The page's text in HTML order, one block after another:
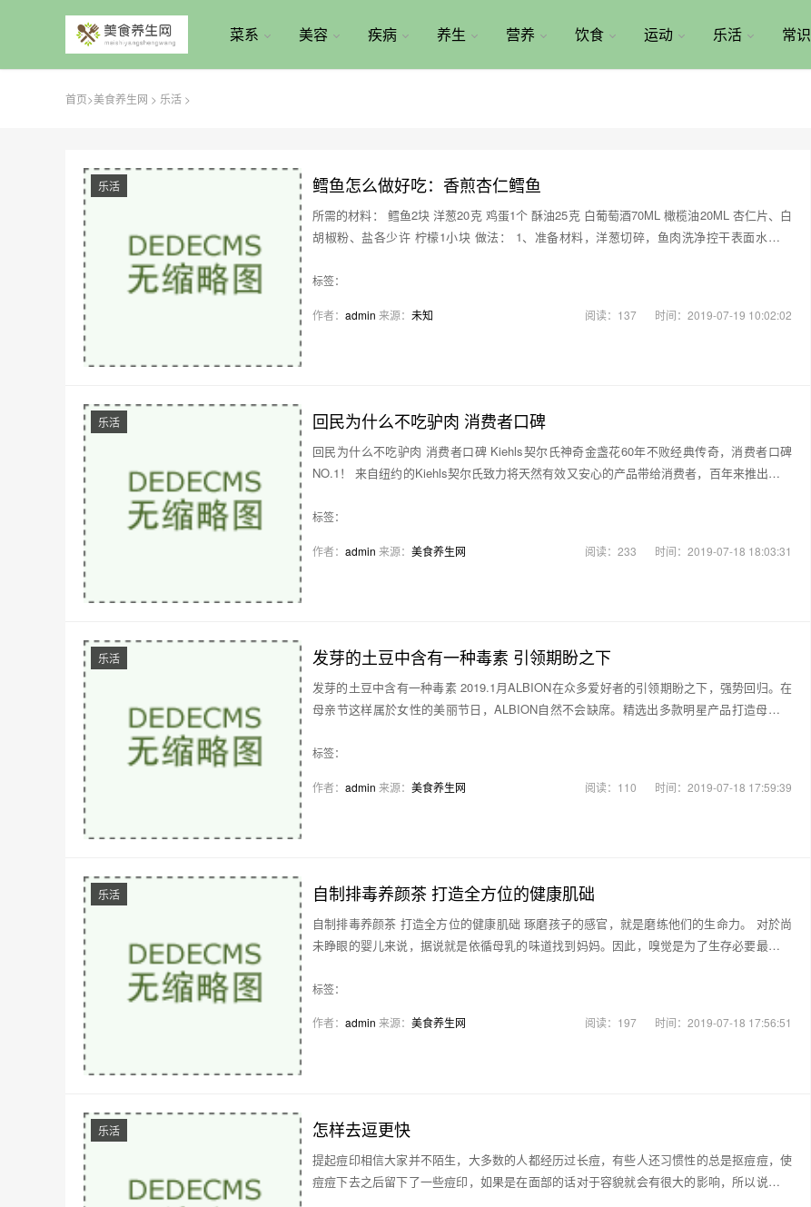
菜系 美容 疾病 养生 营养 饮食 运动 乐活 常识
首页>美食养生网 > 乐活 >
鳕鱼怎么做好吃：香煎杏仁鳕鱼
乐活
所需的材料： 鳕鱼2块 洋葱20克 鸡蛋1个 酥油25克 白葡萄酒70ML 橄榄油20ML 杏仁片、白
胡椒粉、盐各少许 柠檬1小块 做法： 1、准备材料，洋葱切碎，鱼肉洗净控干表面水份。
标签：
作者： admin 来源： 未知 阅读：137 时间：2019-07-19 10:02:02
回民为什么不吃驴肉 消费者口碑
乐活
回民为什么不吃驴肉 消费者口碑 Kiehls契尔氏神奇金盏花60年不败经典传奇，消费者口碑
NO.1！ 来自纽约的Kiehls契尔氏致力将天然有效又安心的产品带给消费者，百年来推出许多
标签：
作者： admin 来源： 美食养生网 阅读：233 时间：2019-07-18 18:03:31
发芽的土豆中含有一种毒素 引领期盼之下
乐活
发芽的土豆中含有一种毒素 2019.1月ALBION在众多爱好者的引领期盼之下，强势回归。在
母亲节这样属於女性的美丽节日，ALBION自然不会缺席。精选出多款明星产品打造母亲节
标签：
作者： admin 来源： 美食养生网 阅读：110 时间：2019-07-18 17:59:39
自制排毒养颜茶 打造全方位的健康肌础
乐活
自制排毒养颜茶 打造全方位的健康肌础 琢磨孩子的感官，就是磨练他们的生命力。 对於尚
未睁眼的婴儿来说，据说就是依循母乳的味道找到妈妈。因此，嗅觉是为了生存必要最原始
标签：
作者： admin 来源： 美食养生网 阅读：197 时间：2019-07-18 17:56:51
怎样去逗更快
乐活
提起痘印相信大家并不陌生，大多数的人都经历过长痘，有些人还习惯性的总是抠痘痘，使
痘痘下去之后留下了一些痘印，如果是在面部的话对于容貌就会有很大的影响，所以说就需